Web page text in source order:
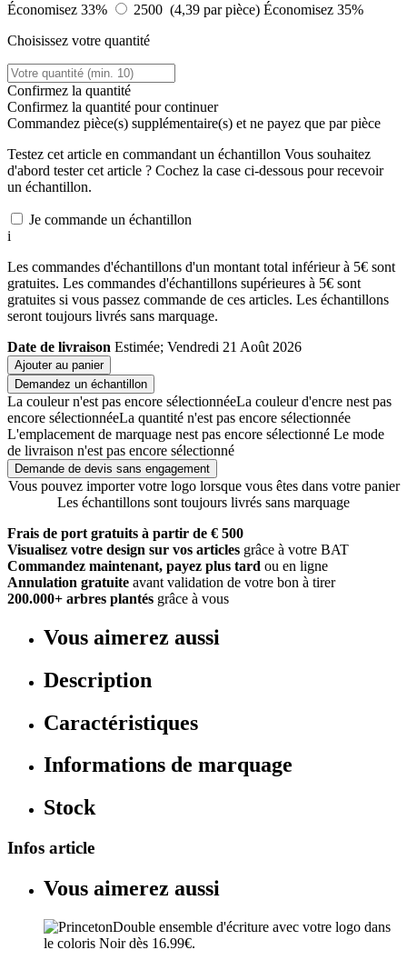
Économisez 33%
2500 (4,39 par pièce) Économisez 35%
Choisissez votre quantité
Confirmez la quantité
Confirmez la quantité pour continuer
Commandez pièce(s) supplémentaire(s) et ne payez que par pièce
Testez cet article en commandant un échantillon Vous souhaitez
d'abord tester cet article ? Cochez la case ci-dessous pour recevoir
un échantillon.
Je commande un échantillon
i
Les commandes d'échantillons d'un montant total inférieur à 5€ sont
gratuites. Les commandes d'échantillons supérieures à 5€ sont
gratuites si vous passez commande de ces articles. Les échantillons
seront toujours livrés sans marquage.
Date de livraison Estimée; Vendredi 21 Août 2026
Ajouter au panier
Demandez un échantillon
La couleur n'est pas encore sélectionnéeLa couleur d'encre nest pas
encore sélectionnéeLa quantité n'est pas encore sélectionnée
L'emplacement de marquage nest pas encore sélectionné Le mode
de livraison n'est pas encore sélectionné
Demande de devis sans engagement
Vous pouvez importer votre logo lorsque vous êtes dans votre panier
Les échantillons sont toujours livrés sans marquage
Frais de port gratuits à partir de € 500
Visualisez votre design sur vos articles grâce à votre BAT
Commandez maintenant, payez plus tard ou en ligne
Annulation gratuite avant validation de votre bon à tirer
200.000+ arbres plantés grâce à vous
Vous aimerez aussi
Description
Caractéristiques
Informations de marquage
Stock
Infos article
Vous aimerez aussi